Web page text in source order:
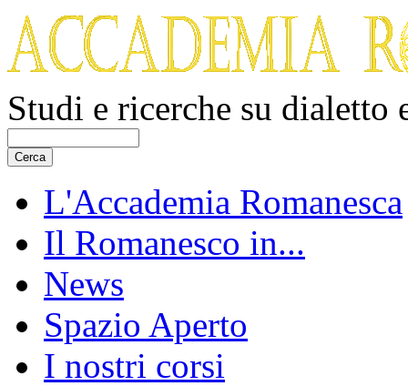
Studi e ricerche su
L'Accademia Romanesca
Il Romanesco in...
News
Spazio Aperto
I nostri corsi